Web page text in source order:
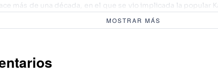
más de una década, en el que se vio implicada la popular
más íntimas... justo antes de que Kaycee desapareciera
para resolver cualquier caso radica en los puntos
y la vida de los habitantes de Barrens y además posee el
MOSTRAR MÁS